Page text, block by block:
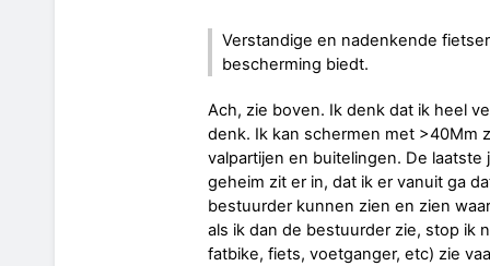
Verstandige en nadenkende
bescherming biedt.
Ach, zie boven. Ik denk dat ik heel
denk. Ik kan schermen met >40Mm
valpartijen en buitelingen. De
geheim zit er in, dat ik er vanuit ga
bestuurder kunnen zien en zien
als ik dan de bestuurder zie, stop ik
fatbike, fiets, voetganger, etc) zie